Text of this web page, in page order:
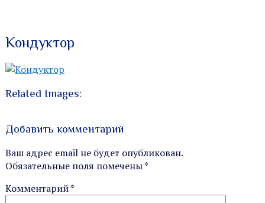
Производство
металлорежущего
инструмента
Кондуктор
Related Images:
Добавить комментарий
Ваш адрес email не будет опубликован.
Обязательные поля помечены*
Комментарий*